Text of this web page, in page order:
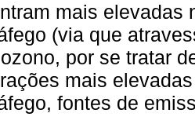
mais elevadas
(via que
por se tratar
mais
fontes de